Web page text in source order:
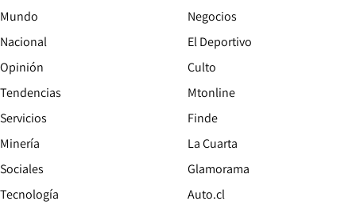
Mundo
Nacional
Opinión
Tendencias
Servicios
Minería
Sociales
Tecnología
Negocios
El Deportivo
Culto
Mtonline
Finde
La Cuarta
Glamorama
Auto.cl